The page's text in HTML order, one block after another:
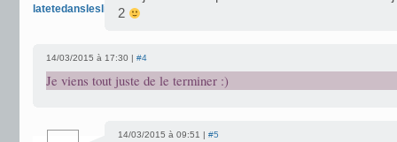
latetedansleslivres
2
14/03/2015 à 17:30 | #4
Je viens tout juste de le terminer :)
14/03/2015 à 09:51 | #5